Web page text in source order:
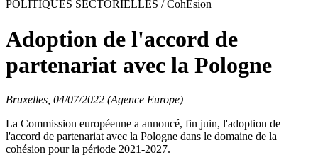
POLITIQUES SECTORIELLES / CohÉsion
Adoption de l'accord de
partenariat avec la Pologne
Bruxelles, 04/07/2022 (Agence Europe)
La Commission européenne a annoncé, fin juin, l'adoption de
l'accord de partenariat avec la Pologne dans le domaine de la
cohésion pour la période 2021-2027.